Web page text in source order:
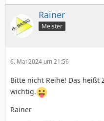
Rainer
Meister
6. Mai 2024 um 21:56
Bitte nicht Reihe! Das heißt
wichtig.
Rainer